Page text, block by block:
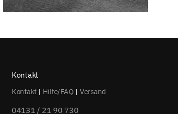
Kontakt
Kontakt | Hilfe/FAQ | Versand
04131 / 21 90 730